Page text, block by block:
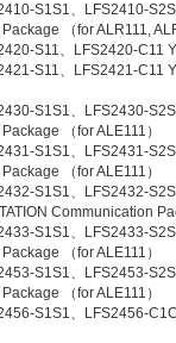
S1S1、LFS2410-
（for ALR111,
S11、LFS2420-C11
S11、LFS2421-C11
S1S1、LFS2430-
（for ALE111）
S1S1、LFS2431-
（for ALE111）
S1S1、LFS2432-
Communication
S1S1、LFS2433-
（for ALE111）
S1S1、LFS2453-
（for ALE111）
S1S1、LFS2456-